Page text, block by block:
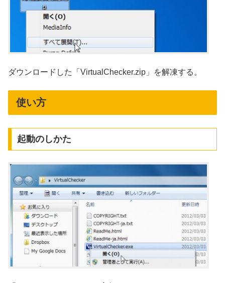
ダウンロードした「VirtualChecker.zip」を解凍する。
使い方
起動のしかた